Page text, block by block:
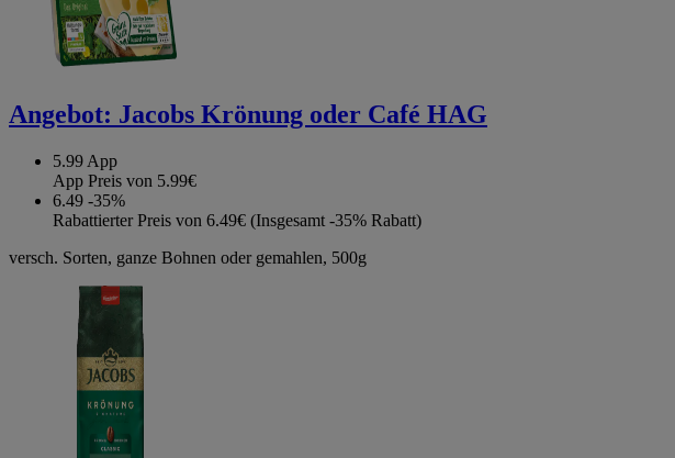
Angebot: Jacobs Krönung oder Café HAG
5.99 App
App Preis von 5.99€
6.49 -35%
Rabattierter Preis von 6.49€ (Insgesamt -35% Rabatt)
versch. Sorten, ganze Bohnen oder gemahlen, 500g